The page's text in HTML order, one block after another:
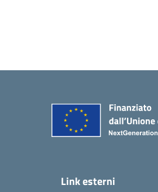
Link esterni